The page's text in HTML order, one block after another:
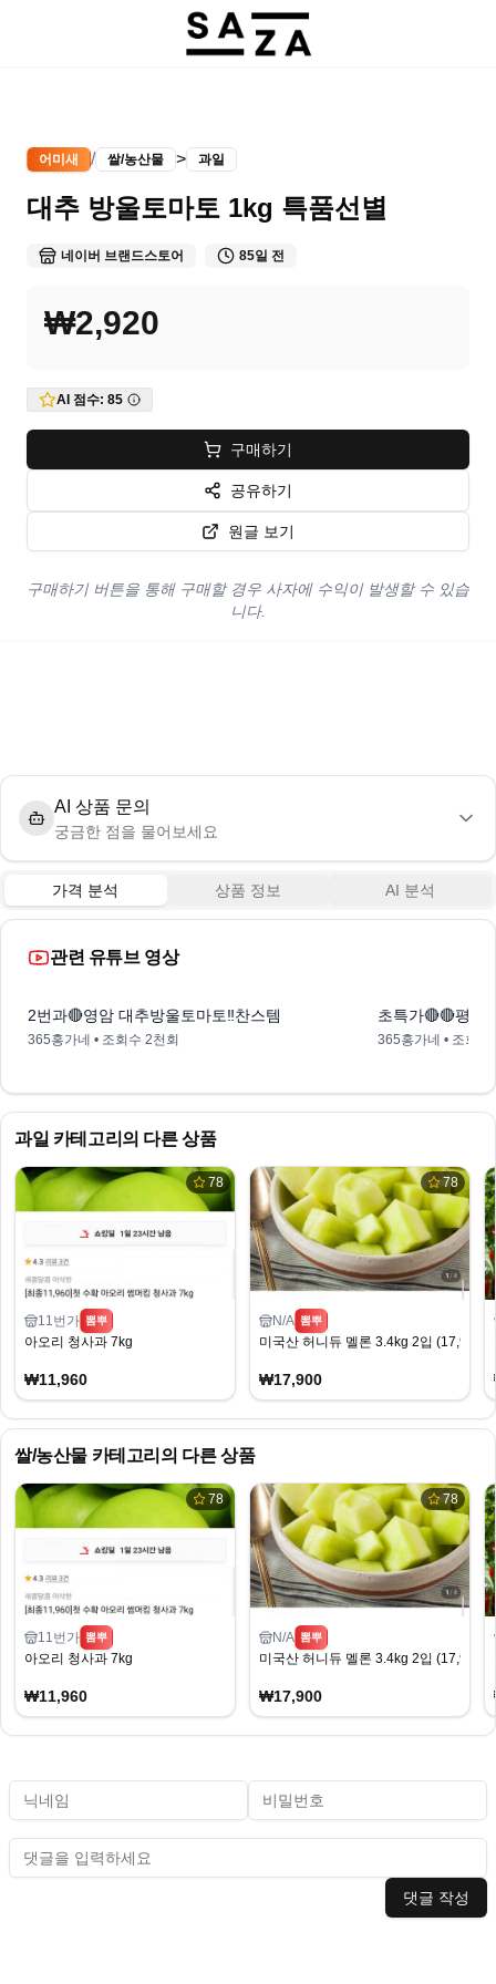
어미새 / 쌀/농산물 > 과일
대추 방울토마토 1kg 특품선별
네이버 브랜드스토어 85일 전
₩2,920
AI 점수: 85
구매하기
공유하기
원글 보기
구매하기 버튼을 통해 구매할 경우 사자에 수익이 발생할 수 있습
니다.
AI 상품 문의
궁금한 점을 물어보세요
가격 분석 상품 정보 AI 분석
관련 유튜브 영상
2번과🔴영암 대추방울토마토‼️찬스템
365홍가네 • 조회수 2천회
초특가🔴🔴평동
365홍가네 • 조회수
과일 카테고리의 다른 상품
78
11번가 뽐뿌
아오리 청사과 7kg
₩11,960
78
N/A 뽐뿌
미국산 허니듀 멜론 3.4kg 2입 (17,900
₩17,900
쌀/농산물 카테고리의 다른 상품
78
11번가 뽐뿌
아오리 청사과 7kg
₩11,960
78
N/A 뽐뿌
미국산 허니듀 멜론 3.4kg 2입 (17,900
₩17,900
댓글 작성